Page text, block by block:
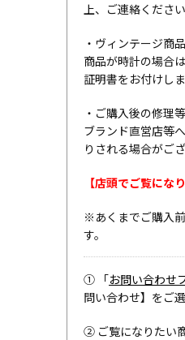
上、ご連絡ください
・ヴィンテージ商
商品が時計の場合
証明書をお付けしま
・ご購入後の修理
ブランド直営店等
りされる場合がござ
【店頭でご覧にな
※あくまでご購入
す。
① 「お問い合わせ
問い合わせ】をご
② ご覧になりたい